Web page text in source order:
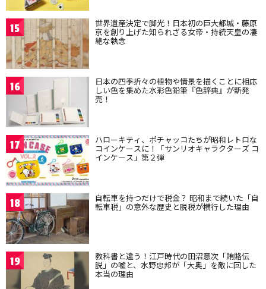
15 世界遺産決定で脚光！日本初の巨大都城・藤原
京を創り上げた知られざる女帝・持統天皇の凄
絶な執念
16 日本の四季折々の植物や情景を描くことに相応
しい色を集めた水彩色鉛筆『色辞典』が新発
売！
17 ハローキティ、ポチャッコたちが昭和レトロな
コインケースに！「サンリオキャラクターズ コ
インケース」第２弾
18 自転車を持つだけで税金？ 昭和まで続いた「自
転車税」の意外な歴史と脱税が横行した理由
19 教科書と違う！江戸時代の田沼意次「賄賂伝
説」の嘘と、水野忠邦が「大奥」を敵に回した
本当の理由